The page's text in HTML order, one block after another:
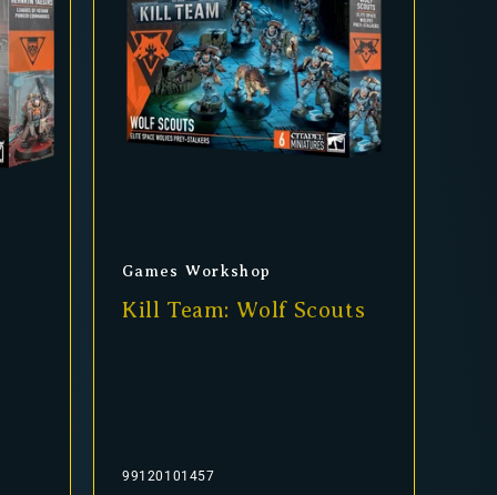
Anbieter:
Games Workshop
Kill Team: Wolf Scouts
99120101457